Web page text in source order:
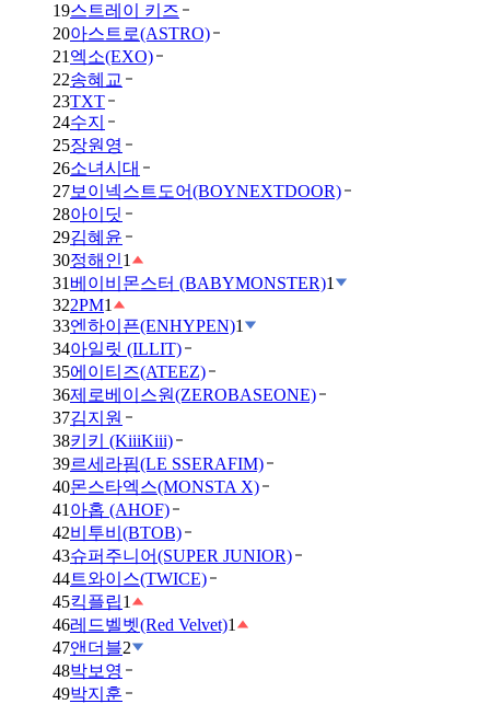
19스트레이 키즈
20아스트로(ASTRO)
21 엑소(EXO)
22송혜교
23TXT
24수지
25장원영
26소녀시대
27보이넥스트도어(BOYNEXTDOOR)
28아이딧
29김혜윤
30정해인1
31 베이비몬스터 (BABYMONSTER)1
322PM1
33엔하이픈(ENHYPEN)1
34아일릿 (ILLIT)
35에이티즈(ATEEZ)
36제로베이스원(ZEROBASEONE)
37김지원
38키키 (KiiiKiii)
39르세라핌(LE SSERAFIM)
40몬스타엑스(MONSTA X)
41 아홉 (AHOF)
42비투비(BTOB)
43슈퍼주니어(SUPER JUNIOR)
44트와이스(TWICE)
45킥플립1
46레드벨벳(Red Velvet)1
47앤더블2
48박보영
49박지훈